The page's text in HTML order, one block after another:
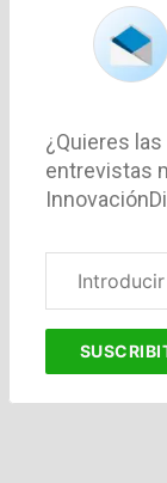
¿Quieres
entrevistas
electrónico